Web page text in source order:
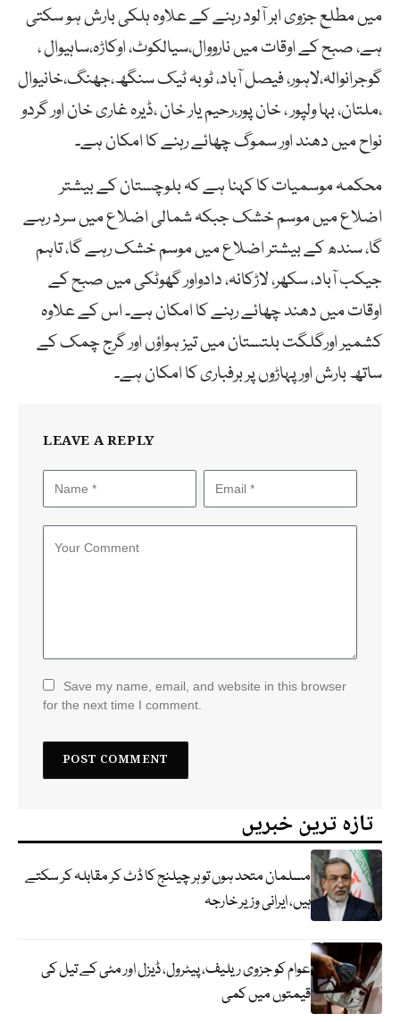
میں مطلع جزوی ابر آلود رہنے کے علاوہ ہلکی بارش ہو سکتی
ہے، صبح کے اوقات میں نارووال،سیالکوٹ، اوکاڑہ،ساہیوال ،
گوجرانوالہ،لاہور، فیصل آباد، ٹوبہ ٹیک سنگھ،جھنگ،خانیوال
،ملتان، بہا ولپور ، خان پور،رحیم یار خان ،ڈیرہ غاری خان اور گردو
نواح میں دھند اور سموگ چھائے رہنے کا امکان ہے۔
محکمہ موسمیات کا کہنا ہے کہ بلوچستان کے بیشتر
اضلاع میں موسم خشک جبکہ شمالی اضلاع میں سرد رہے
گا، سندھ کے بیشتر اضلاع میں موسم خشک رہے گا، تاہم
جیکب آباد، سکھر، لاڑکانہ، دادواور گھوٹکی میں صبح کے
اوقات میں دھند چھائے رہنے کا امکان ہے۔ اس کے علاوہ
کشمیر اورگلگت بلتستان میں تیز ہواؤں اور گرج چمک کے
ساتھ بارش اور پہاڑوں پر برفباری کا امکان ہے۔
LEAVE A REPLY
Save my name, email, and website in this browser
for the next time I comment.
تازہ ترین خبریں
مسلمان متحد ہوں تو ہر چیلنج کا ڈٹ کر مقابلہ کر سکتے
ہیں، ایرانی وزیر خارجہ
عوام کو جزوی ریلیف، پیٹرول، ڈیزل اور مٹی کے تیل کی
قیمتوں میں کمی